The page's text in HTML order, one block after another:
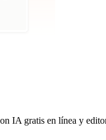
IA gratis en línea y